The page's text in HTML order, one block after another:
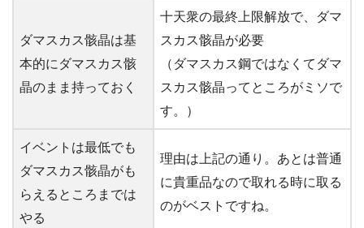
ダマスカス骸晶は基
本的にダマスカス骸
晶のまま持っておく
十天衆の最終上限解放で、ダマ
スカス骸晶が必要
（ダマスカス鋼ではなくてダマ
スカス骸晶ってところがミソで
す。）
イベントは最低でも
ダマスカス骸晶がも
らえるところまでは
やる
理由は上記の通り。あとは普通
に貴重品なので取れる時に取る
のがベストですね。